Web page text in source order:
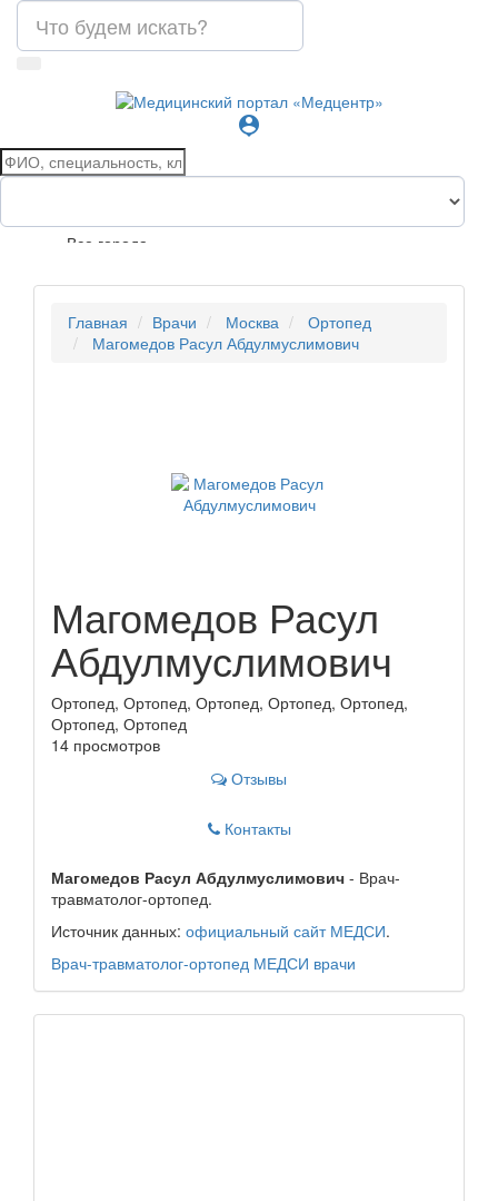
person_pin
Все города
Главная Врачи Москва
Ортопед
Магомедов Расул Абдулмуслимович
Магомедов Расул
Абдулмуслимович
Ортопед, Ортопед, Ортопед, Ортопед, Ортопед,
Ортопед, Ортопед
14 просмотров
Отзывы
Контакты
Магомедов Расул Абдулмуслимович - Врач-
травматолог-ортопед.
Источник данных: официальный сайт МЕДСИ.
Врач-травматолог-ортопед МЕДСИ врачи